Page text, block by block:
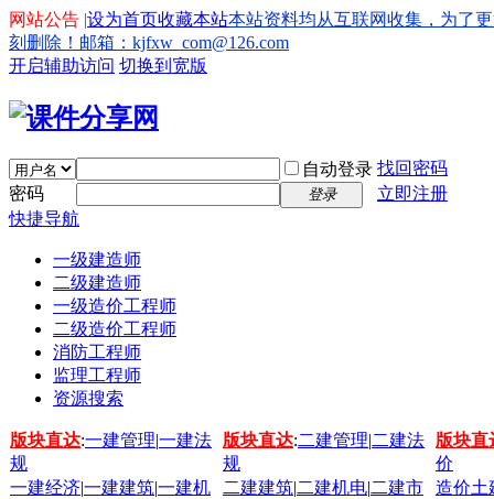
设为首页收藏本站
网站公告 |
本站资料均从互联网收集，为了
刻删除！邮箱：kjfxw_com@126.com
开启辅助访问 切换到宽版
自动登录 找回密码
密码
登录
立即注册
快捷导航
一级建造师
二级建造师
一级造价工程师
二级造价工程师
消防工程师
监理工程师
资源搜索
版块直达:一建管理|一建法
规
版块直达:二建管理|二建法
规
版块直
价
一建经济|一建建筑|一建机
二建建筑|二建机电|二建市
造价土